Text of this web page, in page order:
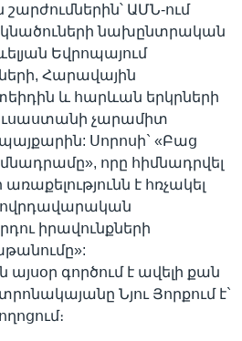
ԱՄՆ-ում
նախընտրական
Եվրոպայում
Հարավային
և հարևան երկրների
չարամիտ
Սորոսի` «Բաց
որը հիմնադրվել
է հռչակել
իրավունքների
այսօր գործում է ավելի քան
Նյու Յորքում է`